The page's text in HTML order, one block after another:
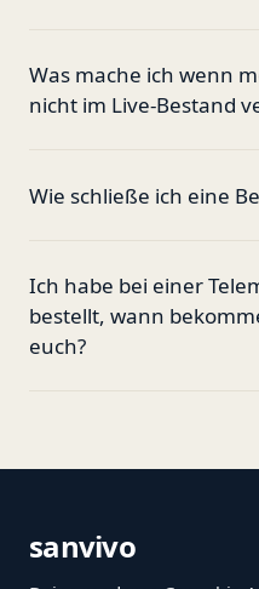
Was mache ich wenn
nicht im Live-Bestand
Wie schließe ich eine
Ich habe bei einer
bestellt, wann
euch?
sanvivo